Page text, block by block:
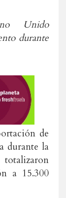
Unido
durante
de
durante la
totalizaron
a 15.300